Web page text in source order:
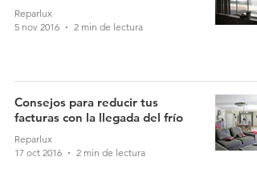
Reparlux
5 nov 2016
2 min de lectura
Consejos para reducir tus
facturas con la llegada del frío
Reparlux
17 oct 2016
2 min de lectura